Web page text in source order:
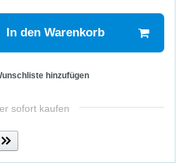
In den Warenkorb
hinzufügen
sofort kaufen